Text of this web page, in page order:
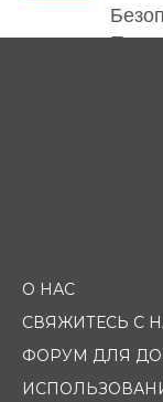
О НАС
СВЯЖИТЕСЬ С
ФОРУМ ДЛЯ